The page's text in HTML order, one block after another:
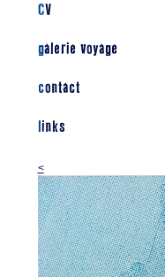
CV
galerie voyage
contact
links
<